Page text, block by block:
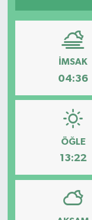
İMSAK
04:36
ÖĞLE
13:22
Magazin
Turizm
Çevre
Kültür ve
Sivil Toplum
Bilim ve